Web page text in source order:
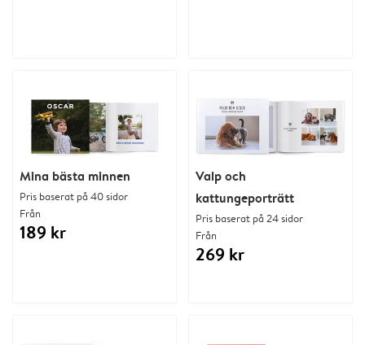
Valp och
kattungeporträtt
Pris baserat på 24 sidor
Från
269 kr
Mina bästa minnen
Pris baserat på 40 sidor
Från
189 kr